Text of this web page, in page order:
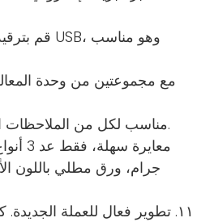
9. مناسب لكل من الملاحظات الورقية والبلاستيكية.
١١. تطوير فعال للعملة